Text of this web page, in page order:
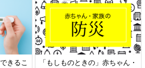
日本外来小児科学会リーフレッ
六星占術